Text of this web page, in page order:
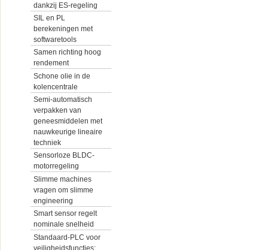
dankzij ES-regeling
SIL en PL
berekeningen met
softwaretools
Samen richting hoog
rendement
Schone olie in de
kolencentrale
Semi-automatisch
verpakken van
geneesmiddelen met
nauwkeurige lineaire
techniek
Sensorloze BLDC-
motorregeling
Slimme machines
vragen om slimme
engineering
Smart sensor regelt
nominale snelheid
Standaard-PLC voor
veiligheidsfuncties: